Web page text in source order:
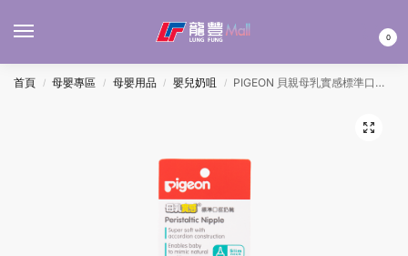
0
首頁 / 母嬰專區 / 母嬰用品 / 嬰兒奶咀 / PIGEON 貝親母乳實感標準口徑奶嘴(Y)(6-7個月) 2’S